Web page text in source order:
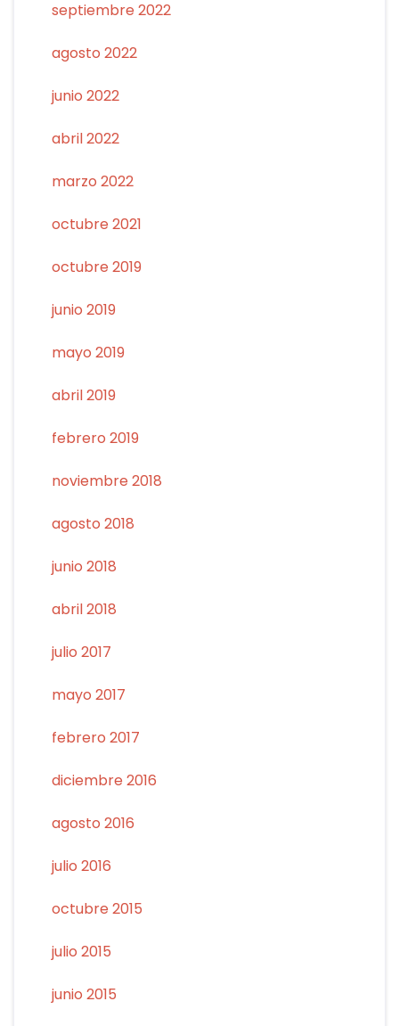
septiembre 2022
agosto 2022
junio 2022
abril 2022
marzo 2022
octubre 2021
octubre 2019
junio 2019
mayo 2019
abril 2019
febrero 2019
noviembre 2018
agosto 2018
junio 2018
abril 2018
julio 2017
mayo 2017
febrero 2017
diciembre 2016
agosto 2016
julio 2016
octubre 2015
julio 2015
junio 2015